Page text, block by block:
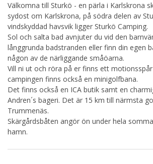
Välkomna till Sturkö - en pärla i Karlskrona
sydost om Karlskrona, på södra delen av
vindskyddad havsvik ligger Sturkö Camping.
Sol och salta bad avnjuter du vid den
långgrunda badstranden eller finn din egen
någon av de närliggande småöarna.
Vill ni ut och röra på er finns ett
campingen finns också en minigolfbana.
Det finns också en ICA butik samt en
Andren´s bageri. Det är 15 km till närmsta
Trummenäs.
Skärgårdsbåten angör ön under hela
hamn.